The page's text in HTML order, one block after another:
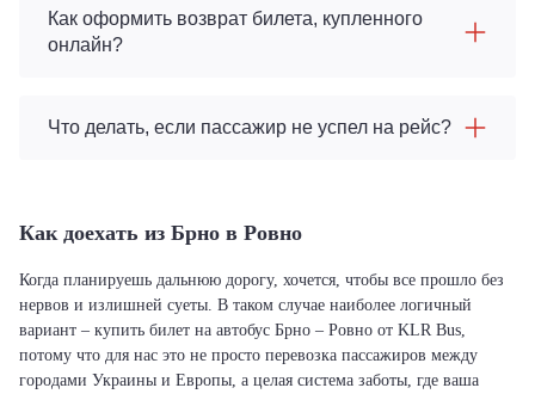
Как оформить возврат билета, купленного
онлайн?
Что делать, если пассажир не успел на рейс?
Как доехать из Брно в Ровно
Когда планируешь дальнюю дорогу, хочется, чтобы все прошло без
нервов и излишней суеты. В таком случае наиболее логичный
вариант – купить билет на автобус Брно – Ровно от KLR Bus,
потому что для нас это не просто перевозка пассажиров между
городами Украины и Европы, а целая система заботы, где ваша